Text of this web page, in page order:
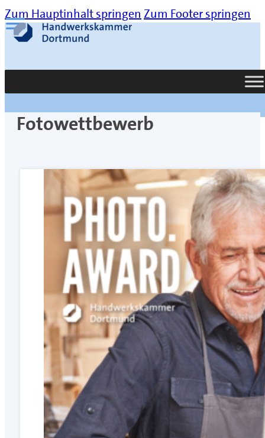
Zum Hauptinhalt springen Zum Footer springen
Suche
Fotowettbewerb